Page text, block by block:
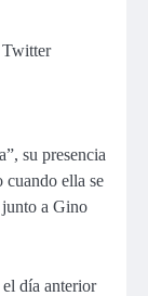
Twitter
su presencia
cuando ella se
junto a Gino
día anterior